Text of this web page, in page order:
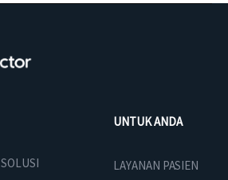
SOLUSI
UNTUK ANDA
LAYANAN PASIEN